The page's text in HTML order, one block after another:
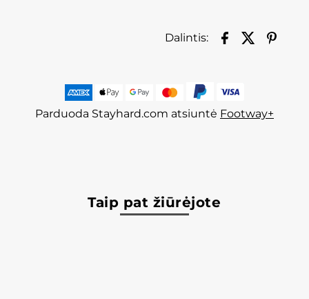
Dalintis:
Parduoda Stayhard.com atsiuntė Footway+
Taip pat žiūrėjote